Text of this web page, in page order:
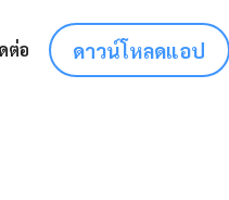
ต่อ ดาวน์โหลดแอป